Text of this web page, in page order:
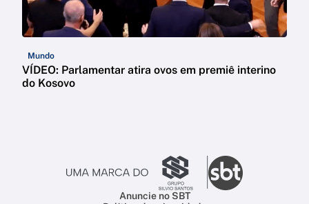
Mundo
VÍDEO: Parlamentar atira ovos em premiê interino
do Kosovo
Anuncie no SBT